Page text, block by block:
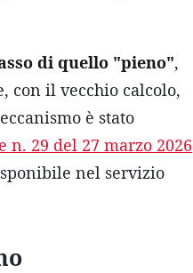
di quello "pieno",
con il vecchio calcolo,
è stato
n. 29 del 27 marzo 2026
nel servizio